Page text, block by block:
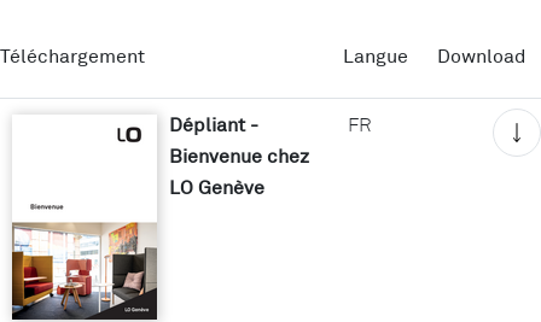
Téléchargement Langue Download
Dépliant -
Bienvenue chez
LO Genève
FR